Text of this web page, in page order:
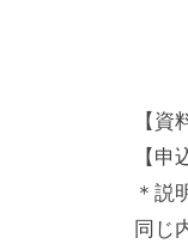
動
に
関
す
良
講
③
【資
【
＊説
同じ